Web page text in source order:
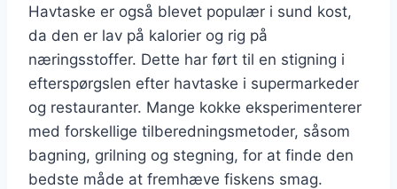
Havtaske er også blevet populær i sund kost,
da den er lav på kalorier og rig på
næringsstoffer. Dette har ført til en stigning i
efterspørgslen efter havtaske i supermarkeder
og restauranter. Mange kokke eksperimenterer
med forskellige tilberedningsmetoder, såsom
bagning, grilning og stegning, for at finde den
bedste måde at fremhæve fiskens smag.